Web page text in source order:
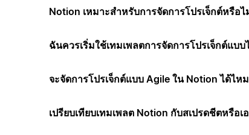
Notion เหมาะสำหรับการจัดการโปรเจ็กต์หรือไ
ฉันควรเริ่มใช้เทมเพลตการจัดการโปรเจ็กต์แบบ
จะจัดการโปรเจ็กต์แบบ Agile ใน Notion ได้ไห
เปรียบเทียบเทมเพลต Notion กับสเปรดชีตหรือเ